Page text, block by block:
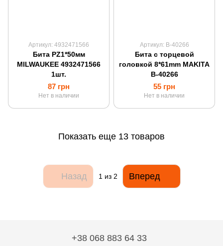
Артикул: 4932471566
Бита PZ1*50мм
MILWAUKEE 4932471566
1шт.
87 грн
Нет в наличии
Артикул: B-40266
Бита с торцевой
головкой 8*61mm MAKITA
B-40266
55 грн
Нет в наличии
Показать еще 13 товаров
Назад 1 из 2 Вперед
+38 068 883 64 33